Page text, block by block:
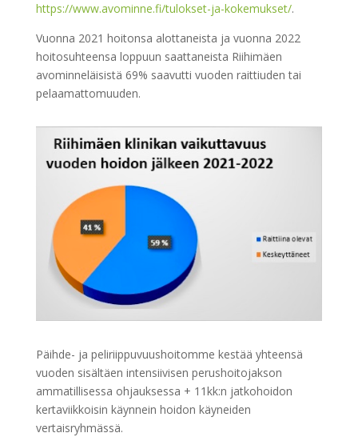
https://www.avominne.fi/tulokset-ja-kokemukset/.
Vuonna 2021 hoitonsa alottaneista ja vuonna 2022
hoitosuhteensa loppuun saattaneista Riihimäen
avominneläisistä 69% saavutti vuoden raittiuden tai
pelaamattomuuden.
Päihde- ja peliriippuvuushoitomme kestää yhteensä
vuoden sisältäen intensiivisen perushoitojakson
ammatillisessa ohjauksessa + 11kk:n jatkohoidon
kertaviikkoisin käynnein hoidon käyneiden
vertaisryhmässä.